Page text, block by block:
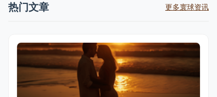
热门文章 更多寰球资讯